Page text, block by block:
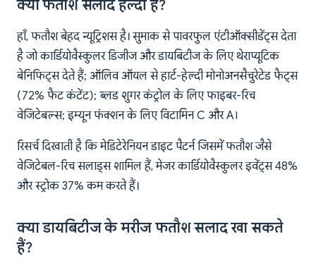
क्या फतौश सलाद हेल्दी है?
हाँ, फतौश बेहद न्यूट्रिशस है। सुमाक से पावरफुल एंटीऑक्सीडेंट्स देता
है जो कार्डियोवैस्कुलर डिजीज और डायबिटीज के लिए थेराप्यूटिक
बेनिफिट्स देते हैं; ऑलिव ऑयल से हार्ट-हेल्दी मोनोअनसैचुरेटेड फैट्स
(72% फैट कंटेंट); ब्लड शुगर कंट्रोल के लिए फाइबर-रिच
वेजिटेबल्स; इम्यून फंक्शन के लिए विटामिन C और A।
रिसर्च दिखाती है कि मेडिटेरेनियन डाइट पैटर्न जिसमें फतौश जैसे
वेजिटेबल-रिच सलाड्स शामिल हैं, मेजर कार्डियोवैस्कुलर इवेंट्स 48%
और स्ट्रोक 37% कम करते हैं।
क्या डायबिटीज के मरीज फतौश सलाद खा सकते
हैं?